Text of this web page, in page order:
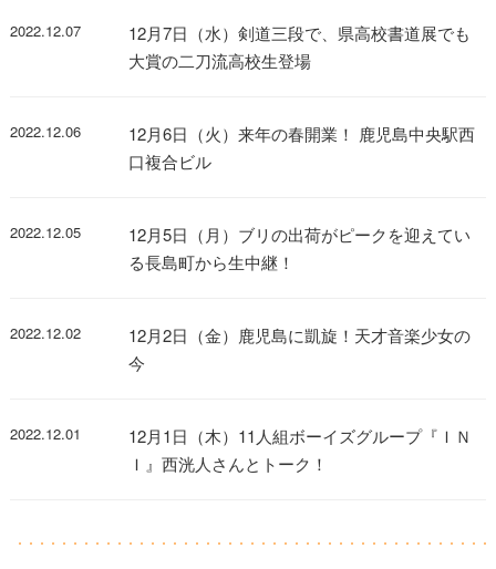
2022.12.07
12月7日（水）剣道三段で、県高校書道展でも
大賞の二刀流高校生登場
2022.12.06
12月6日（火）来年の春開業！ 鹿児島中央駅西
口複合ビル
2022.12.05
12月5日（月）ブリの出荷がピークを迎えてい
る長島町から生中継！
2022.12.02
12月2日（金）鹿児島に凱旋！天才音楽少女の
今
2022.12.01
12月1日（木）11人組ボーイズグループ『ＩＮ
Ｉ』西洸人さんとトーク！